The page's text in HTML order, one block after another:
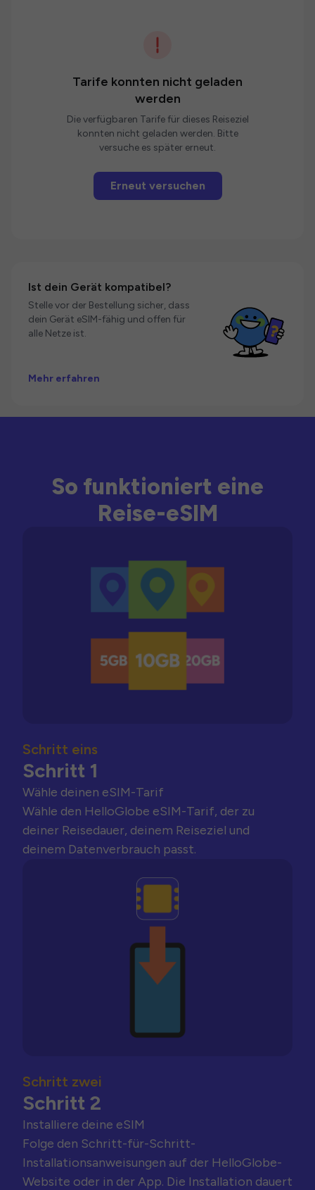
Tarife konnten nicht geladen
werden
Die verfügbaren Tarife für dieses Reiseziel
konnten nicht geladen werden. Bitte
versuche es später erneut.
Erneut versuchen
Ist dein Gerät kompatibel?
Stelle vor der Bestellung sicher, dass
dein Gerät eSIM-fähig und offen für
alle Netze ist.
Mehr erfahren
So funktioniert eine
Reise-eSIM
Schritt eins
Schritt 1
Wähle deinen eSIM-Tarif
Wähle den HelloGlobe eSIM-Tarif, der zu
deiner Reisedauer, deinem Reiseziel und
deinem Datenverbrauch passt.
Schritt zwei
Schritt 2
Installiere deine eSIM
Folge den Schritt-für-Schritt-
Installationsanweisungen auf der HelloGlobe-
Website oder in der App. Die Installation dauert